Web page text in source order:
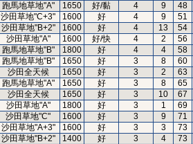
跑馬地草地"A" 1650 好/黏 4 9
48
沙田草地"C+3" 1600 好 4 9
51
沙田草地"B+2" 1600 好 4 13
54
沙田草地"A" 1600 好/快 4 2
56
跑馬地草地"B" 1800 好 4 4
58
跑馬地草地"B" 1650 好 3 8
60
沙田全天候 1650 好 3 2
63
跑馬地草地"A" 1650 好 3 8
65
沙田全天候 1650 好 3 10
67
沙田草地"A" 1800 好 3 1
69
沙田草地"C" 1600 好 3 9
71
沙田草地"A+3" 1600 好 3 3
73
沙田草地"B+2" 1400 好 3 4 73